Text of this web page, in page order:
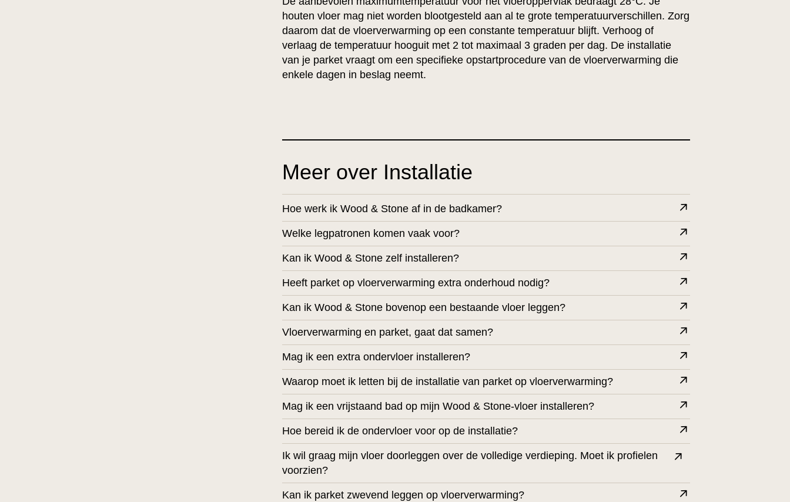
houten vloer mag niet worden blootgesteld aan al te grote temperatuurverschillen. Zorg
daarom dat de vloerverwarming op een constante temperatuur blijft. Verhoog of
verlaag de temperatuur hooguit met 2 tot maximaal 3 graden per dag. De installatie
van je parket vraagt om een specifieke opstartprocedure van de vloerverwarming die
enkele dagen in beslag neemt.
Meer over Installatie
Hoe werk ik Wood & Stone af in de badkamer?
Welke legpatronen komen vaak voor?
Kan ik Wood & Stone zelf installeren?
Heeft parket op vloerverwarming extra onderhoud nodig?
Kan ik Wood & Stone bovenop een bestaande vloer leggen?
Vloerverwarming en parket, gaat dat samen?
Mag ik een extra ondervloer installeren?
Waarop moet ik letten bij de installatie van parket op vloerverwarming?
Mag ik een vrijstaand bad op mijn Wood & Stone-vloer installeren?
Hoe bereid ik de ondervloer voor op de installatie?
Ik wil graag mijn vloer doorleggen over de volledige verdieping. Moet ik profielen
voorzien?
Kan ik parket zwevend leggen op vloerverwarming?